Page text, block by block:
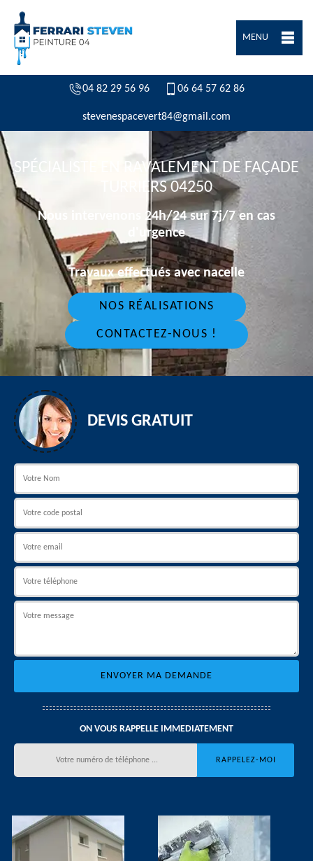
MENU
04 82 29 56 96 06 64 57 62 86
stevenespacevert84@gmail.com
SPÉCIALISTE EN RAVALEMENT DE FAÇADE
TURRIERS 04250
Nous intervenons 24h/24 sur 7j/7 en cas
d'urgence
Travaux effectués avec nacelle
NOS RÉALISATIONS
CONTACTEZ-NOUS !
DEVIS GRATUIT
ON VOUS RAPPELLE IMMEDIATEMENT